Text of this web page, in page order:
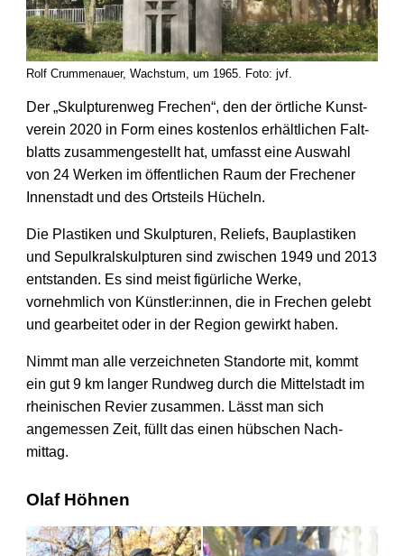
Rolf Crummenauer, Wachstum, um 1965. Foto: jvf.
Der „Skulpturenweg Frechen“, den der örtliche Kunst­
verein 2020 in Form eines kostenlos erhält­lichen Falt­
blatts zusammen­gestellt hat, umfasst eine Auswahl
von 24 Werken im öffent­lichen Raum der Frechener
Innen­stadt und des Orts­teils Hücheln.
Die Plastiken und Skulpturen, Reliefs, Bau­plastiken
und Sepulkral­skulpturen sind zwischen 1949 und 2013
entstanden. Es sind meist figür­liche Werke,
vornehmlich von Künst­ler:innen, die in Frechen gelebt
und gearbeitet oder in der Region gewirkt haben.
Nimmt man alle verzeichneten Standorte mit, kommt
ein gut 9 km langer Rundweg durch die Mittel­stadt im
rheinischen Revier zusammen. Lässt man sich
angemessen Zeit, füllt das einen hübschen Nach­
mittag.
Olaf Höhnen